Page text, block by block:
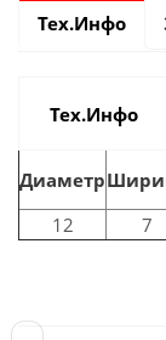
Тех.Инфо
Тех.Инфо
Диаметр
12
7